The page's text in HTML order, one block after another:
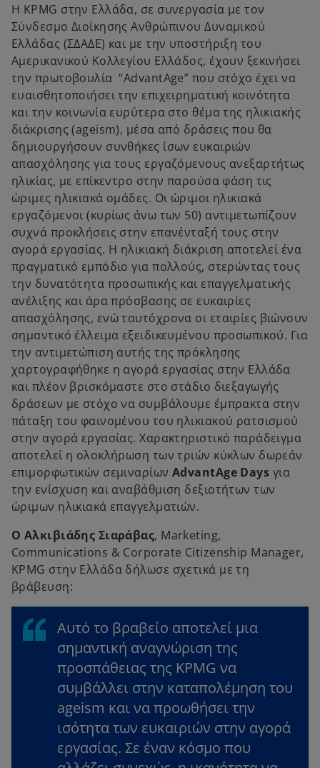
Η KPMG στην Ελλάδα, σε συνεργασία με τον
Σύνδεσμο Διοίκησης Ανθρώπινου Δυναμικού
Ελλάδας (ΣΔΑΔΕ) και με την υποστήριξη του
Αμερικανικού Κολλεγίου Ελλάδος, έχουν ξεκινήσει
την πρωτοβουλία “AdvantAge” που στόχο έχει να
ευαισθητοποιήσει την επιχειρηματική κοινότητα
και την κοινωνία ευρύτερα στο θέμα της ηλικιακής
διάκρισης (ageism), μέσα από δράσεις που θα
δημιουργήσουν συνθήκες ίσων ευκαιριών
απασχόλησης για τους εργαζόμενους ανεξαρτήτως
ηλικίας, με επίκεντρο στην παρούσα φάση τις
ώριμες ηλικιακά ομάδες. Οι ώριμοι ηλικιακά
εργαζόμενοι (κυρίως άνω των 50) αντιμετωπίζουν
συχνά προκλήσεις στην επανένταξή τους στην
αγορά εργασίας. Η ηλικιακή διάκριση αποτελεί ένα
πραγματικό εμπόδιο για πολλούς, στερώντας τους
την δυνατότητα προσωπικής και επαγγελματικής
ανέλιξης και άρα πρόσβασης σε ευκαιρίες
απασχόλησης, ενώ ταυτόχρονα οι εταιρίες βιώνουν
σημαντικό έλλειμα εξειδικευμένου προσωπικού. Για
την αντιμετώπιση αυτής της πρόκλησης
χαρτογραφήθηκε η αγορά εργασίας στην Ελλάδα
και πλέον βρισκόμαστε στο στάδιο διεξαγωγής
δράσεων με στόχο να συμβάλουμε έμπρακτα στην
πάταξη του φαινομένου του ηλικιακού ρατσισμού
στην αγορά εργασίας. Χαρακτηριστικό παράδειγμα
αποτελεί η ολοκλήρωση των τριών κύκλων δωρεάν
επιμορφωτικών σεμιναρίωνAdvantAge Days για
την ενίσχυση και αναβάθμιση δεξιοτήτων των
ώριμων ηλικιακά επαγγελματιών.
Ο Αλκιβιάδης Σιαράβας, Marketing,
Communications & Corporate Citizenship Manager,
KPMG στην Ελλάδα δήλωσε σχετικά με τη
βράβευση:
Αυτό το βραβείο αποτελεί μια
σημαντική αναγνώριση της
προσπάθειας της KPMG να
συμβάλλει στην καταπολέμηση του
ageism και να προωθήσει την
ισότητα των ευκαιριών στην αγορά
εργασίας. Σε έναν κόσμο που